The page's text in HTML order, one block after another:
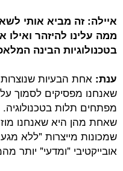
איילה: זה מביא אותי
ממה עלינו להיזהר
בטכנולוגיות הבינה
ענת: אחת הבעיות
שאנחנו מפסיקים לסמוך
מפתחים תלות
שאחת מהן היא שאנחנו
שמכונות מייצרות "ללא
אובייקטיבי "ומדעי" יותר